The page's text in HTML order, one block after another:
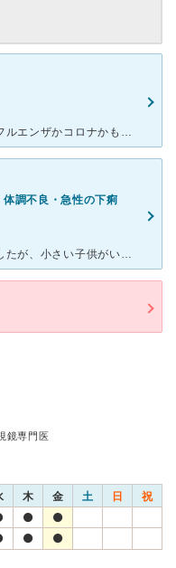
微熱があり喉が痛く、もしかしてインフルエンザかコロナかもしれないと思い行きました。 駅からも割と近く駐車場も広めです。 検査をしてもらい、インフルエンザ陽性でした。 待ち時間もそんなにかからずに
調不良・急性の下痢
数年前に体調を崩しふらふらの状態でしたが、小さい子供がいる為なかなか自由に病院に行けなくてやっとのことで行きました、点滴をすることになったのですが、長時間の為、それも無理かと思いましたが、その間子供を
鏡専門医
木 金 土 日 祝